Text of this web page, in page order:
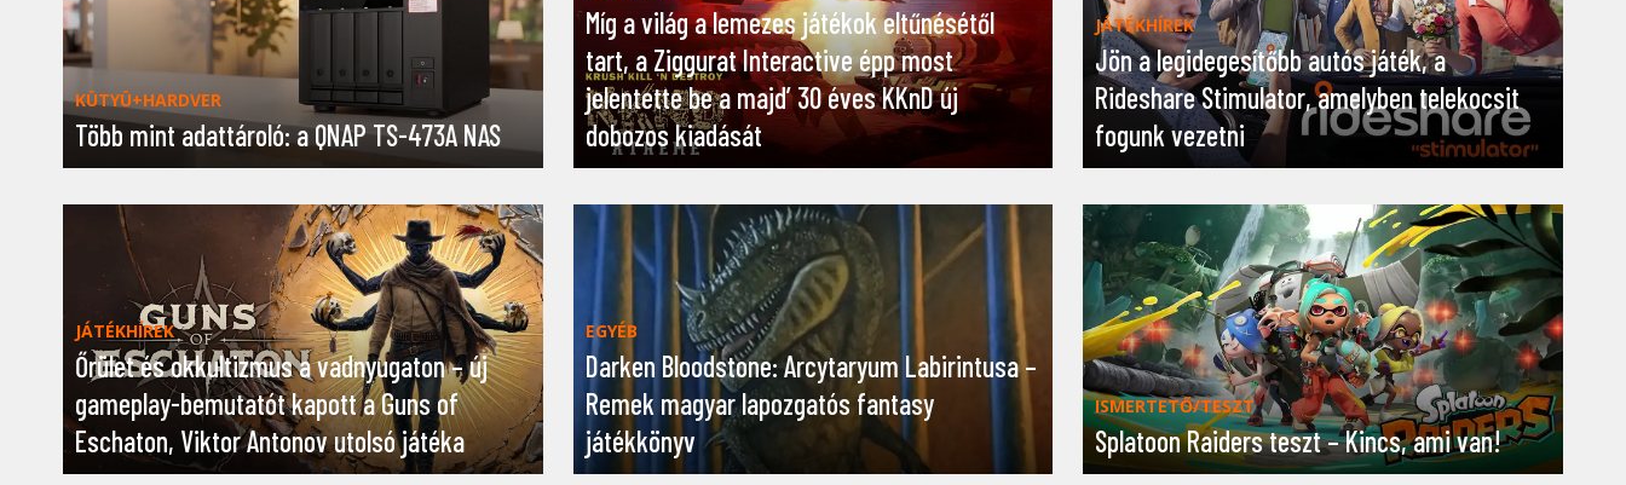
KÜTYÜ+HARDVER
Több mint adattároló: a QNAP TS-473A NAS
Míg a világ a lemezes játékok eltűnésétől
tart, a Ziggurat Interactive épp most
jelentette be a majd’ 30 éves KKnD új
dobozos kiadását
JÁTÉKHÍREK
Jön a legidegesítőbb autós játék, a
Rideshare Stimulator, amelyben telekocsit
fogunk vezetni
JÁTÉKHÍREK
Őrület és okkultizmus a vadnyugaton – új
gameplay-bemutatót kapott a Guns of
Eschaton, Viktor Antonov utolsó játéka
EGYÉB
Darken Bloodstone: Arcytaryum Labirintusa –
Remek magyar lapozgatós fantasy
játékkönyv
ISMERTETŐ/TESZT
Splatoon Raiders teszt – Kincs, ami van!